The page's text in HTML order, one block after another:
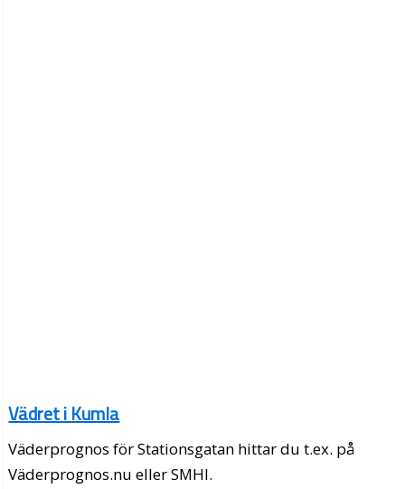
Vädret i Kumla
Väderprognos för Stationsgatan hittar du t.ex. på
Väderprognos.nu eller SMHI.